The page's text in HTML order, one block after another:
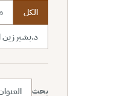
الكل
د.بشير زين
بحث